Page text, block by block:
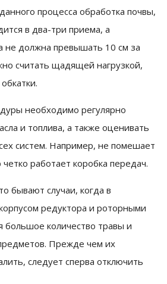
процесса обработка почвы,
в два-три приема, а
не должна превышать 10 см за
считать щадящей нагрузкой,
необходимо регулярно
и топлива, а также оценивать
систем. Например, не помешает
работает коробка передач.
бывают случаи, когда в
редуктора и роторными
большое количество травы и
Прежде чем их
следует сперва отключить